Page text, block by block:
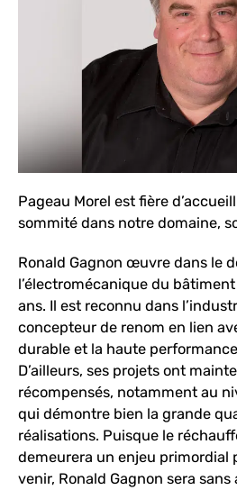
Pageau Morel est fière
sommité dans notre domaine,
Ronald Gagnon œuvre dans le
l’électromécanique du
ans. Il est reconnu dans
concepteur de renom en lien
durable et la haute
D’ailleurs, ses projets ont
récompensés, notamment au
qui démontre bien la grande
réalisations. Puisque le
demeurera un enjeu primordial
venir, Ronald Gagnon sera